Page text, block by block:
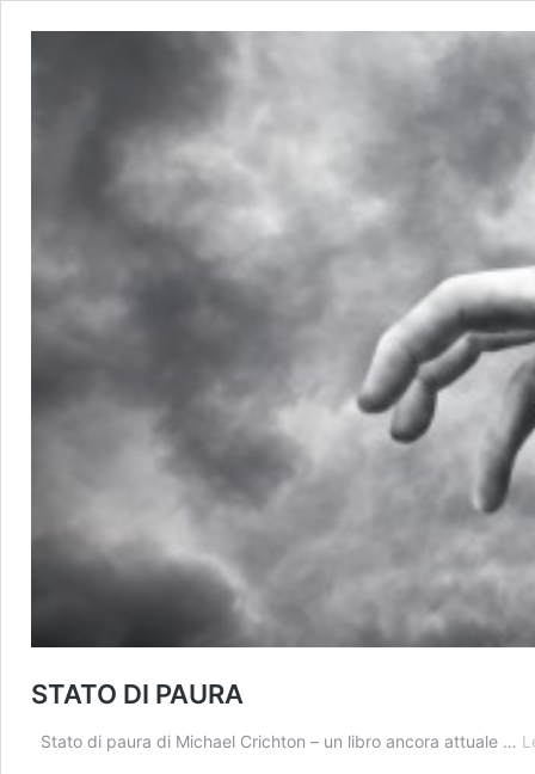
STATO DI PAURA
Stato di paura di Michael Crichton – un libro ancora attuale …